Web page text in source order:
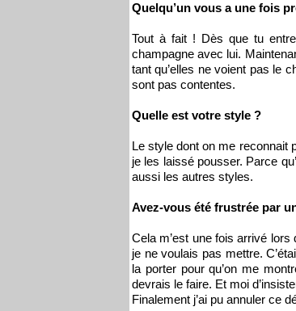
Quelqu’un vous a une fois
Tout à fait ! Dès que tu
champagne avec lui.
tant qu’elles ne voient pas le
sont pas contentes.
Quelle est votre style ?
Le style dont on me reconnait
je les laissé pousser. Parce
aussi les autres styles.
Avez-vous été frustrée par
Cela m’est une fois arrivé lors
je ne voulais pas mettre.
la porter pour qu’on me
devrais le faire. Et moi
Finalement j’ai pu annuler ce